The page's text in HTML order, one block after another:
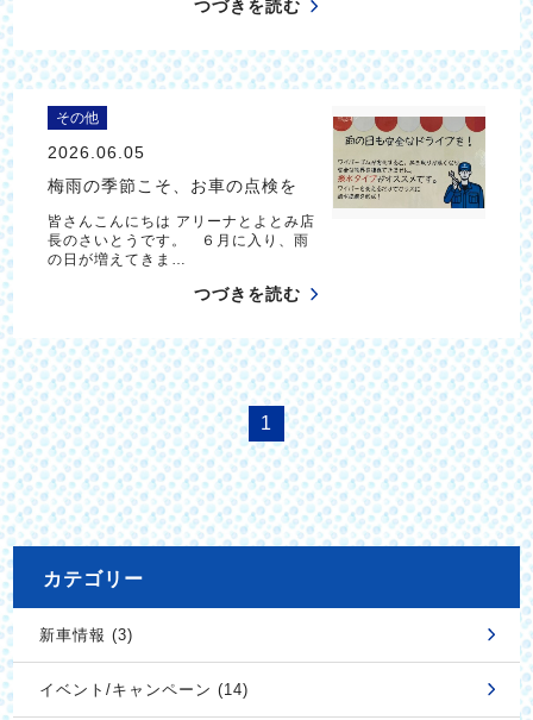
つづきを読む
その他
2026.06.05
梅雨の季節こそ、お車の点検を
皆さんこんにちは アリーナとよとみ店
長のさいとうです。 ６月に入り、雨
の日が増えてきま…
つづきを読む
1
カテゴリー
新車情報 (3)
イベント/キャンペーン (14)